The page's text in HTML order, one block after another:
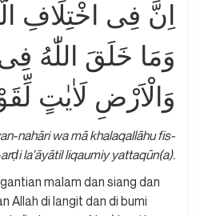
اِنَّ فِى اخْتِلَافِ
وَمَا خَلَقَ اللّٰهُ
وَالْاَرْضِ لَاٰيٰتٍ
nahāri wa mā khalaqallāhu fis-
la'āyātil liqaumiy yattaqūn(a).
malam dan siang dan
Allah di langit dan di bumi